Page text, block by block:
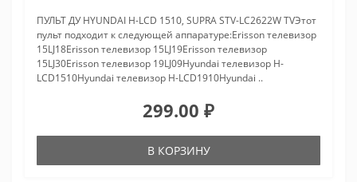
ПУЛЬТ ДУ HYUNDAI H-LCD 1510, SUPRA STV-LC2622W TVЭтот
пульт подходит к следующей аппаратуре:Erisson телевизор
15LJ18Erisson телевизор 15LJ19Erisson телевизор
15LJ30Erisson телевизор 19LJ09Hyundai телевизор H-
LCD1510Hyundai телевизор H-LCD1910Hyundai ..
299.00 ₽
В КОРЗИНУ